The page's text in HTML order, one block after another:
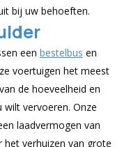
bij uw behoeften.
een bestelbus en
voertuigen het meest
de hoeveelheid en
vervoeren. Onze
laadvermogen van
verhuizen van grote